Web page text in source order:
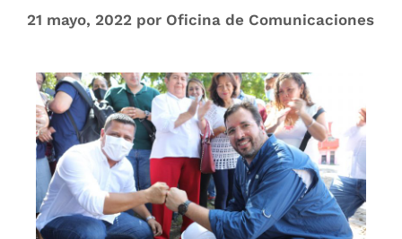
21 mayo, 2022 por Oficina de Comunicaciones